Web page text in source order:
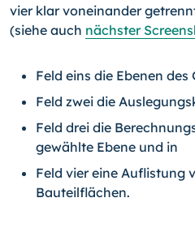
vier klar voneinander
(siehe auch nächster
Feld eins die Ebenen des
Feld zwei die
Feld drei die
gewählte Ebene und in
Feld vier eine Auflistung
Bauteilflächen.